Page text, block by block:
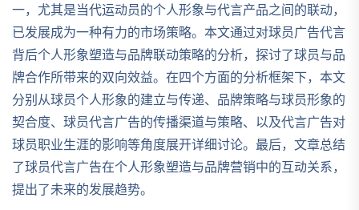
一，尤其是当代运动员的个人形象与代言产品之间的联动，
已发展成为一种有力的市场策略。本文通过对球员广告代言
背后个人形象塑造与品牌联动策略的分析，探讨了球员与品
牌合作所带来的双向效益。在四个方面的分析框架下，本文
分别从球员个人形象的建立与传递、品牌策略与球员形象的
契合度、球员代言广告的传播渠道与策略、以及代言广告对
球员职业生涯的影响等角度展开详细讨论。最后，文章总结
了球员代言广告在个人形象塑造与品牌营销中的互动关系，
提出了未来的发展趋势。